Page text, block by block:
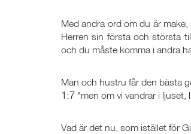
Med andra ord om du är
Herren sin första och största
och du måste komma i andra
Man och hustru får den bästa
1:7 "men om vi vandrar i
Vad är det nu, som istället för